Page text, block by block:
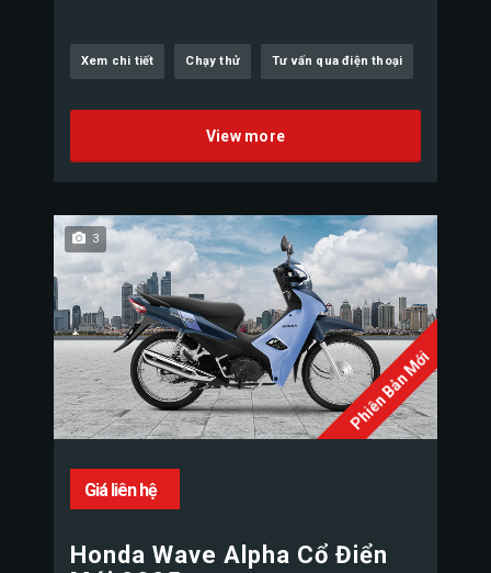
Xem chi tiết Chạy thử Tư vấn qua điện thoại
View more
Phiên Bản Mới
3
Giá liên hệ
Honda Wave Alpha Cổ Điển